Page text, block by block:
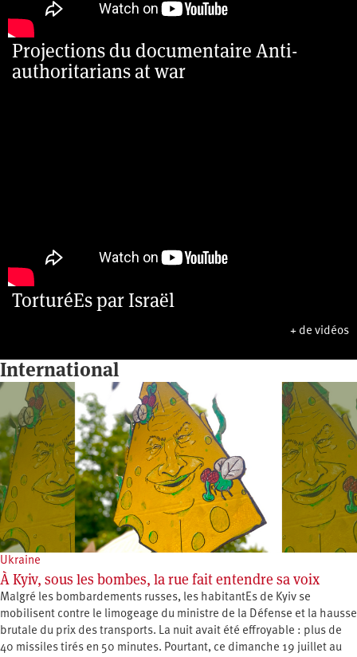
Projections du documentaire Anti-
authoritarians at war
TorturéEs par Israël
+ de vidéos
International
Ukraine
À Kyiv, sous les bombes, la rue fait entendre sa voix
Malgré les bombardements russes, les habitantEs de Kyiv se
mobilisent contre le limogeage du ministre de la Défense et la hausse
brutale du prix des transports. La nuit avait été effroyable : plus de
40 missiles tirés en 50 minutes. Pourtant, ce dimanche 19 juillet au